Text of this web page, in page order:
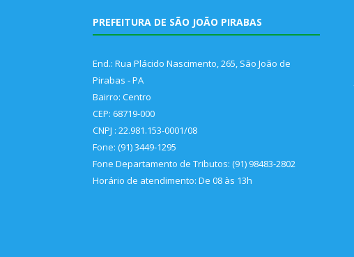
PREFEITURA DE SÃO JOÃO PIRABAS
End.: Rua Plácido Nascimento, 265, São João de
Pirabas - PA
Bairro: Centro
CEP: 68719-000
CNPJ : 22.981.153-0001/08
Fone: (91) 3449-1295
Fone Departamento de Tributos: (91) 98483-2802
Horário de atendimento: De 08 às 13h